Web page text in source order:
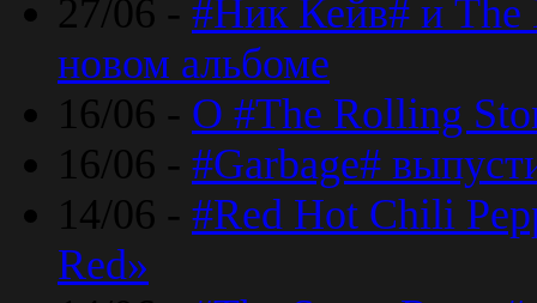
27/06 - #Ник Кейв# и The
новом альбоме
16/06 - О #The Rolling
16/06 - #Garbage#
14/06 - #Red Hot Chili
Red»